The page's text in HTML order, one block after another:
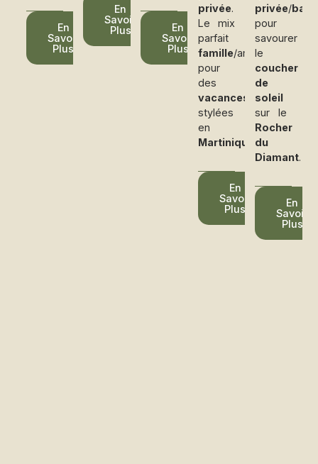
En
Savoir
Plus
En
Savoir
Plus
En
Savoir
Plus
privée.
Le mix
parfait
famille/amis
pour
des
vacances
stylées
en
Martinique
.
En
Savoir
Plus
privée/
pour
savourer
le
coucher
de
soleil
sur le
Rocher
du
Diamant.
En
Savoir
Plus